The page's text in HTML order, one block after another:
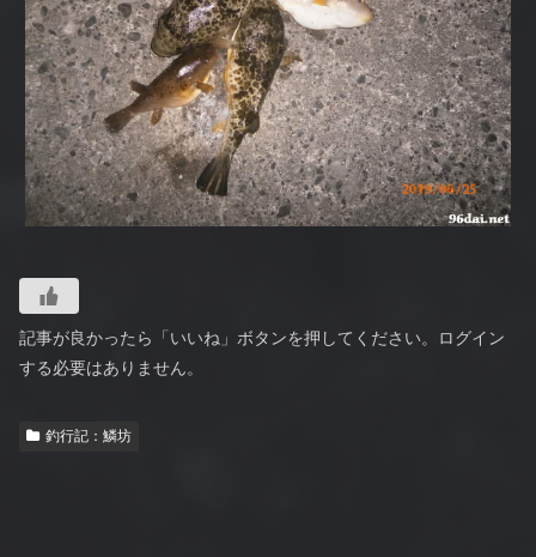
記事が良かったら「いいね」ボタンを押してください。ログイン
する必要はありません。
釣行記：鱗坊